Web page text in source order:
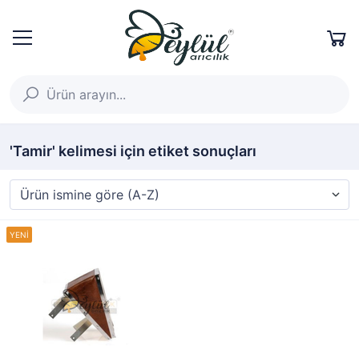
'Tamir' kelimesi için etiket sonuçları